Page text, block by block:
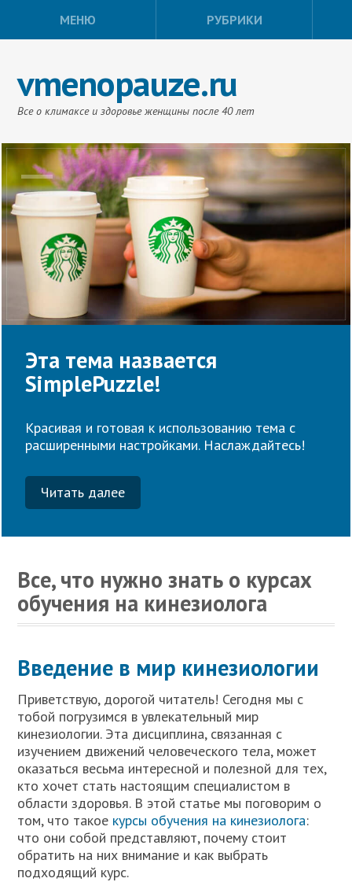
МЕНЮ РУБРИКИ
vmenopauze.ru
Все о климаксе и здоровье женщины после 40 лет
Эта тема назвается
SimplePuzzle!
Красивая и готовая к использованию тема с
расширенными настройками. Наслаждайтесь!
Читать далее
Все, что нужно знать о курсах
обучения на кинезиолога
Введение в мир кинезиологии
Приветствую, дорогой читатель! Сегодня мы с
тобой погрузимся в увлекательный мир
кинезиологии. Эта дисциплина, связанная с
изучением движений человеческого тела, может
оказаться весьма интересной и полезной для тех,
кто хочет стать настоящим специалистом в
области здоровья. В этой статье мы поговорим о
том, что такое курсы обучения на кинезиолога:
что они собой представляют, почему стоит
обратить на них внимание и как выбрать
подходящий курс.